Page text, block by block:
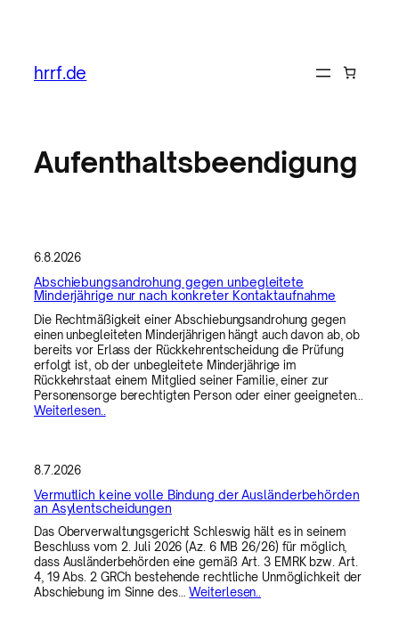
springen
hrrf.de
Aufenthaltsbeendigung
6.8.2026
Abschiebungsandrohung gegen unbegleitete
Minderjährige nur nach konkreter Kontaktaufnahme
Die Rechtmäßigkeit einer Abschiebungsandrohung gegen
einen unbegleiteten Minderjährigen hängt auch davon ab, ob
bereits vor Erlass der Rückkehrentscheidung die Prüfung
erfolgt ist, ob der unbegleitete Minderjährige im
Rückkehrstaat einem Mitglied seiner Familie, einer zur
Personensorge berechtigten Person oder einer geeigneten…
Weiterlesen..
8.7.2026
Vermutlich keine volle Bindung der Ausländerbehörden
an Asylentscheidungen
Das Oberverwaltungsgericht Schleswig hält es in seinem
Beschluss vom 2. Juli 2026 (Az. 6 MB 26/26) für möglich,
dass Ausländerbehörden eine gemäß Art. 3 EMRK bzw. Art.
4, 19 Abs. 2 GRCh bestehende rechtliche Unmöglichkeit der
Abschiebung im Sinne des…Weiterlesen..